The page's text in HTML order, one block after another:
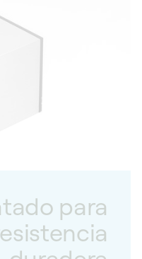
para